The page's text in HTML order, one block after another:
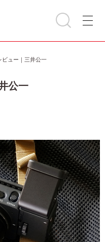
ビュー｜三井公一
公一